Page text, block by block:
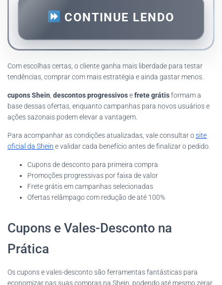
CONTINUE LENDO
Com escolhas certas, o cliente ganha mais liberdade para testar
tendências, comprar com mais estratégia e ainda gastar menos.
cupons Shein descontos progressivosefrete grátisformam a
base dessas ofertas, enquanto campanhas para novos usuários e
ações sazonais podem elevar a vantagem.
Para acompanhar as condições atualizadas, vale consultar osite
oficial da Shein e validar cada benefício antes de finalizar o pedido.
Cupons de desconto para primeira compra
Promoções progressivas por faixa de valor
Frete grátis em campanhas selecionadas
Ofertas relâmpago com redução de até 100%
Cupons e Vales-Desconto na
Prática
Os cupons e vales-desconto são ferramentas fantásticas para
economizar nas suas compras na Shein, podendo até mesmo zerar